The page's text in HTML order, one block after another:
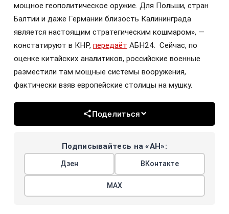
мощное геополитическое оружие. Для Польши, стран
Балтии и даже Германии близость Калининграда
является настоящим стратегическим кошмаром», —
констатируют в КНР, передаёт АБН24. Сейчас, по
оценке китайских аналитиков, российские военные
разместили там мощные системы вооружения,
фактически взяв европейские столицы на мушку.
Поделиться
Подписывайтесь на «АН»:
Дзен ВКонтакте
МАХ